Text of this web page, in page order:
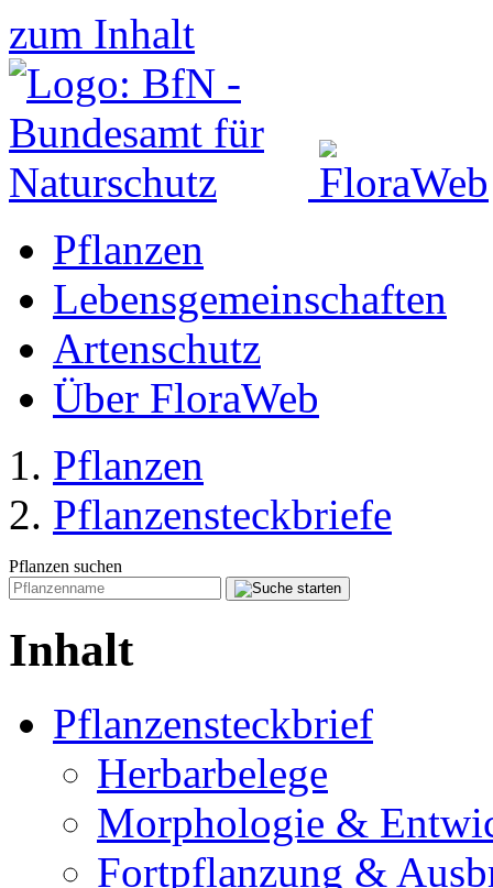
zum Inhalt
Pflanzen
Lebensgemeinschaften
Artenschutz
Über FloraWeb
Pflanzen
Pflanzensteckbriefe
Pflanzen suchen
Inhalt
Pflanzensteckbrief
Herbarbelege
Morphologie &
Fortpflanzung &